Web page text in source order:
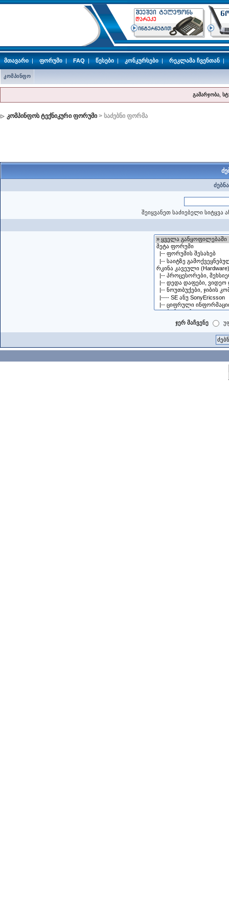
მთავარი| ფორუმი| FAQ| წესები| კონკურსები| რეკლამა ჩვენთან|
კომპინფო
გამარჯობა,
კომპინფოს ტექნიკური ფორუმი > საძებნი ფორმა
შეიყვანეთ საძიებელი სიტყვა
ჯერ მაჩვენე